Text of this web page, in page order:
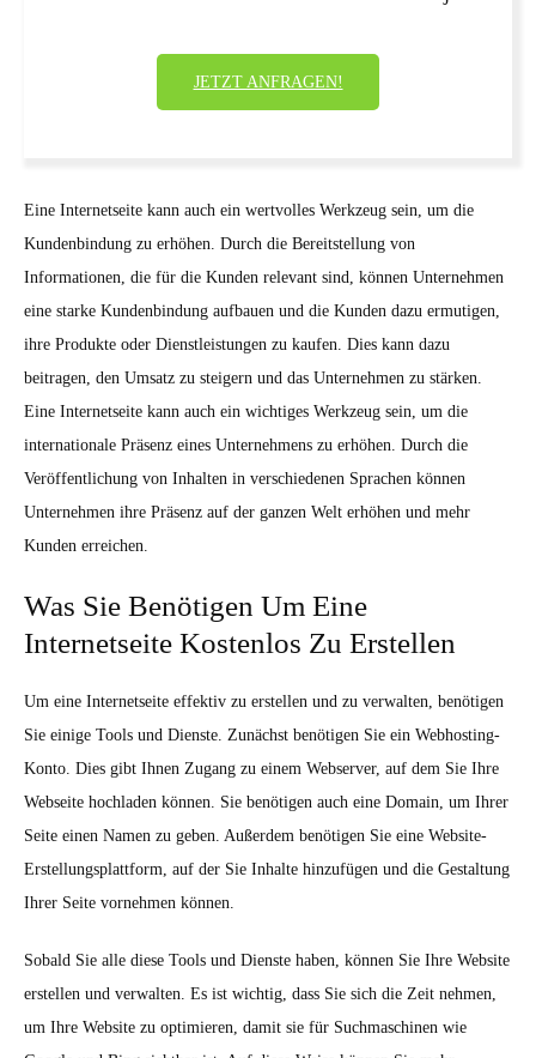
JETZT ANFRAGEN!
Eine Internetseite kann auch ein wertvolles Werkzeug sein, um die
Kundenbindung zu erhöhen. Durch die Bereitstellung von
Informationen, die für die Kunden relevant sind, können Unternehmen
eine starke Kundenbindung aufbauen und die Kunden dazu ermutigen,
ihre Produkte oder Dienstleistungen zu kaufen. Dies kann dazu
beitragen, den Umsatz zu steigern und das Unternehmen zu stärken.
Eine Internetseite kann auch ein wichtiges Werkzeug sein, um die
internationale Präsenz eines Unternehmens zu erhöhen. Durch die
Veröffentlichung von Inhalten in verschiedenen Sprachen können
Unternehmen ihre Präsenz auf der ganzen Welt erhöhen und mehr
Kunden erreichen.
Was Sie Benötigen Um Eine
Internetseite Kostenlos Zu Erstellen
Um eine Internetseite effektiv zu erstellen und zu verwalten, benötigen
Sie einige Tools und Dienste. Zunächst benötigen Sie ein Webhosting-
Konto. Dies gibt Ihnen Zugang zu einem Webserver, auf dem Sie Ihre
Webseite hochladen können. Sie benötigen auch eine Domain, um Ihrer
Seite einen Namen zu geben. Außerdem benötigen Sie eine Website-
Erstellungsplattform, auf der Sie Inhalte hinzufügen und die Gestaltung
Ihrer Seite vornehmen können.
Sobald Sie alle diese Tools und Dienste haben, können Sie Ihre Website
erstellen und verwalten. Es ist wichtig, dass Sie sich die Zeit nehmen,
um Ihre Website zu optimieren, damit sie für Suchmaschinen wie